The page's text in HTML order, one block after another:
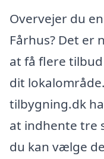
Overvejer du
Fårhus? Det er
at få flere
dit
tilbygning.dk
at indhente tre
du kan vælge